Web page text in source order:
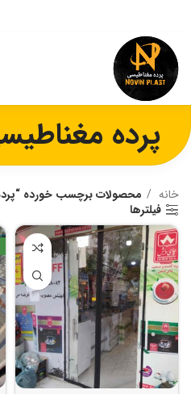
پرده
خانه
محصولات برچسب خورده
فیلترها